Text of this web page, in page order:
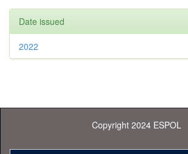
Date issued
2022
Copyright 2024 ESPOL